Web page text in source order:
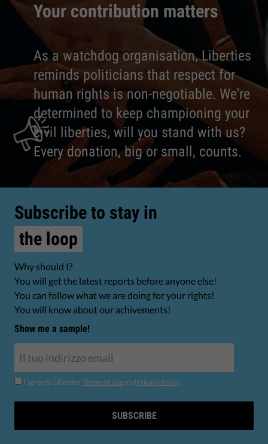
Your contribution matters
As a watchdog organisation, Liberties
reminds politicians that respect for
human rights is non-negotiable. We're
determined to keep championing your
civil liberties, will you stand with us?
Every donation, big or small, counts.
Subscribe to stay in
the loop
Why should I?
You will get the latest reports before anyone else!
You can follow what we are doing for your rights!
You will know about our achivements!
Show me a sample!
I agree to Liberties' Terms of Use andPrivacy Policy.
SUBSCRIBE